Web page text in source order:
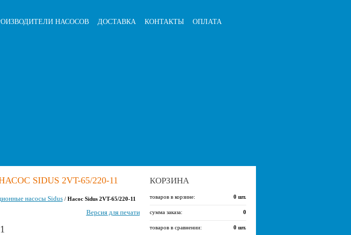
НАСОСОВ ДОСТАВКА КОНТАКТЫ ОПЛАТА
КОРЗИНА
товаров в корзине: 0 шт.
сумма заказа: 0
товаров в сравнении: 0 шт.
SIDUS 2VT-65/220-11
насосы Sidus/ Насос Sidus 2VT-65/220-11
Версия для печати